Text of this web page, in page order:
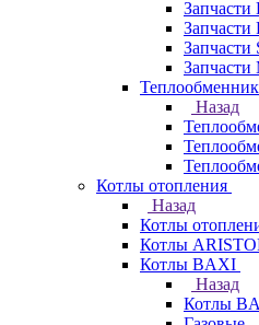
Назад
Котлы отопления
Назад
Котлы
Котлы
Котлы BAXI
Назад
Котлы